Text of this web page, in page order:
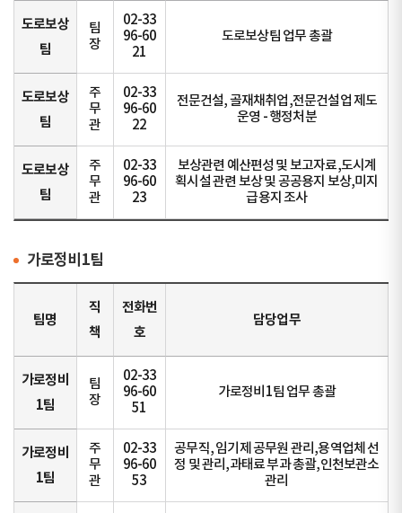
도로보상
팀
팀
장
02-33
96-60
21
도로보상팀 업무 총괄
도로보상
팀
주
무
관
02-33
96-60
22
전문건설, 골재채취업,전문건설업 제도
운영 - 행정처분
도로보상
팀
주
무
관
02-33
96-60
23
보상관련 예산편성 및 보고자료,도시계
획시설 관련 보상 및 공공용지 보상,미지
급용지 조사
가로정비1팀
팀명
직
책
전화번
호
담당업무
가로정비
1팀
팀
장
02-33
96-60
51
가로정비1팀 업무 총괄
가로정비
1팀
주
무
관
02-33
96-60
53
공무직, 임기제 공무원 관리,용역업체 선
정 및 관리,과태료 부과 총괄,인천보관소
관리